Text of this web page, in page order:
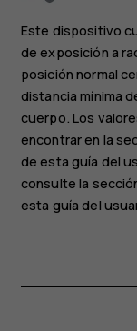
Este dispositivo
de exposición a
posición normal
distancia mínima
cuerpo. Los
encontrar en la
de esta guía del
consulte la
esta guía del